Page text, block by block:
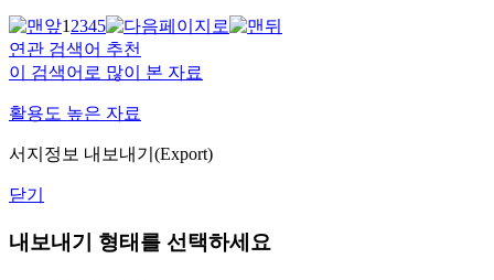
12345
연관 검색어 추천
이 검색어로 많이 본 자료
활용도 높은 자료
서지정보 내보내기(Export)
닫기
내보내기 형태를 선택하세요